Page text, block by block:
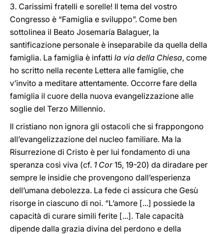
3. Carissimi fratelli e sorelle! Il tema del vostro
Congresso è “Famiglia e sviluppo”. Come ben
sottolinea il Beato Josemaría Balaguer, la
santificazione personale è inseparabile da quella della
famiglia. La famiglia è infatti la via della Chiesa, come
ho scritto nella recente Lettera alle famiglie, che
v’invito a meditare attentamente. Occorre fare della
famiglia il cuore della nuova evangelizzazione alle
soglie del Terzo Millennio.
Il cristiano non ignora gli ostacoli che si frappongono
all’evangelizzazione del nucleo familiare. Ma la
Risurrezione di Cristo è per lui fondamento di una
speranza così viva (cf. 1 Cor15, 19-20) da diradare per
sempre le insidie che provengono dall’esperienza
dell’umana debolezza. La fede ci assicura che Gesù
risorge in ciascuno di noi. “L’amore [...] possiede la
capacità di curare simili ferite [...]. Tale capacità
dipende dalla grazia divina del perdono e della